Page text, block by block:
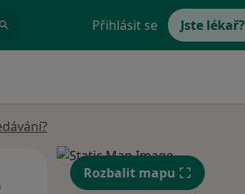
Přihlásit se Jste lékař?
Čt Pá
14 Srpen
Rozbalit mapu